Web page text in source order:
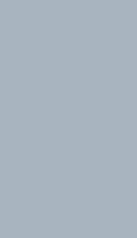
& Sohn GmbH &
Netzwerktreffen in